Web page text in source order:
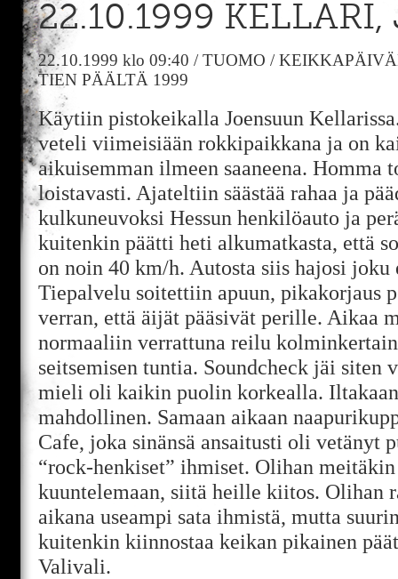
22.10.1999
22.10.1999 klo 09:40 /TUOMO /
TIEN PÄÄLTÄ 1999
Käytiin pistokeikalla Joensuun
veteli viimeisiään rokkipaikkana ja on
aikuisemman ilmeen saaneena.
loistavasti. Ajateltiin säästää rahaa ja
kulkuneuvoksi Hessun henkilöauto ja
kuitenkin päätti heti alkumatkasta, että
on noin 40 km/h. Autosta siis hajosi joku
Tiepalvelu soitettiin apuun, pikakorjaus
verran, että äijät pääsivät perille. Aikaa
normaaliin verrattuna reilu
seitsemisen tuntia. Soundcheck jäi siten
mieli oli kaikin puolin korkealla.
mahdollinen. Samaan aikaan
Cafe, joka sinänsä ansaitusti oli vetänyt
“rock-henkiset” ihmiset. Olihan
kuuntelemaan, siitä heille kiitos. Olihan
aikana useampi sata ihmistä, mutta
kuitenkin kiinnostaa keikan pikainen
Valivali.